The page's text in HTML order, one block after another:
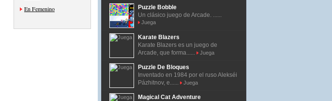
En Femenino
Puzzle Bobble
Un clásico juego de Arcade. ......
Juega
Karate Blazers
Karate Blazers es un juego de
Arcade, que forma......
Juega
Puzzle De Bloques
Inventado en 1984 por el ruso Alekséi
Pázhitnov, e......
Juega
Magical Cat Adventure